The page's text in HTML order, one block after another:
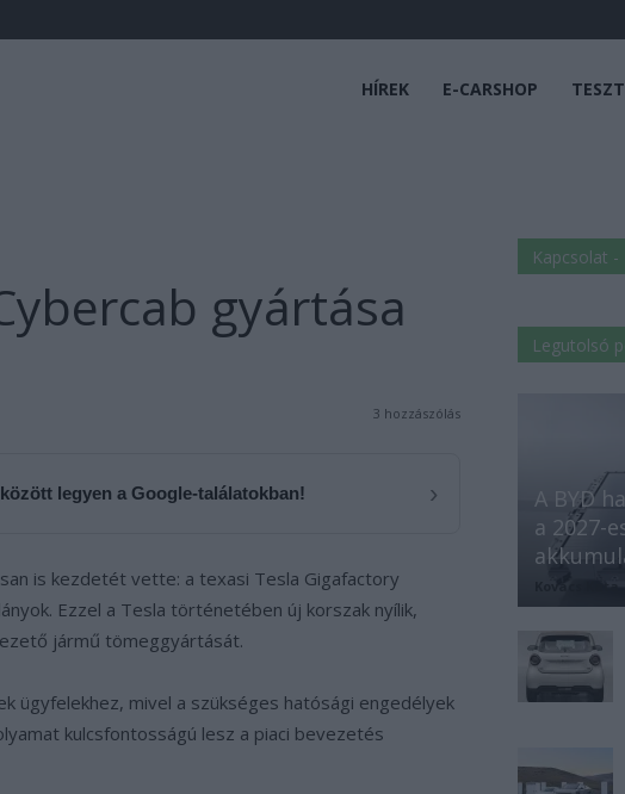
HÍREK E-CARSHOP
gyártása
3 hozzászólás
legyen a Google-találatokban! ›
is kezdetét vette: a texasi Tesla Gigafactory
Ezzel a Tesla történetében új korszak nyílik,
jármű tömeggyártását.
ügyfelekhez, mivel a szükséges hatósági engedélyek
kulcsfontosságú lesz a piaci bevezetés
Kapcsolat
Legutolsó
A BYD
a 2027-